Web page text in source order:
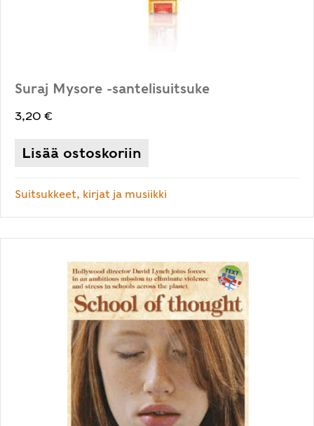
Suraj Mysore -santelisuitsuke
3,20 €
Lisää ostoskoriin
Suitsukkeet, kirjat ja musiikki